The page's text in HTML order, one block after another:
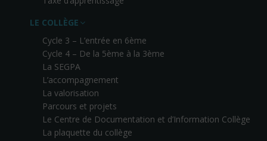
LE COLLÈGE
Cycle 3 – L’entrée en 6ème
Cycle 4 – De la 5ème à la 3ème
La SEGPA
L’accompagnement
La valorisation
Parcours et projets
Le Centre de Documentation et d’Information Collège
La plaquette du collège